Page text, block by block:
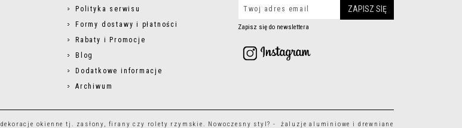
Polityka serwisu
Formy dostawy i płatności
Rabaty i Promocje
Blog
Dodatkowe informacje
Archiwum
Zapisz się do newslettera
dekoracje okienne tj. zasłony, firany czy rolety rzymskie. Nowoczesny styl? - żaluzje aluminiowe i drewniane